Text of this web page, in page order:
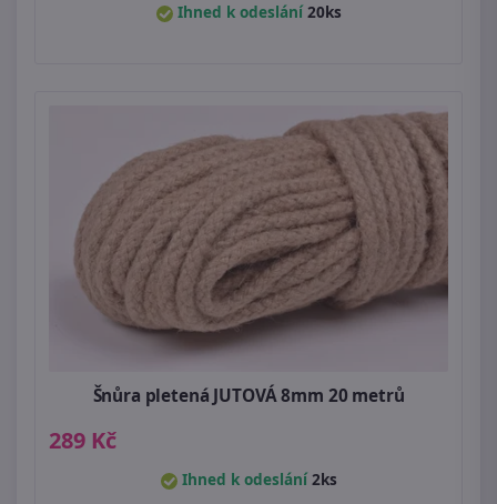
Ihned k odeslání20ks
Šnůra pletená JUTOVÁ 8mm 20 metrů
289 Kč
Ihned k odeslání2ks